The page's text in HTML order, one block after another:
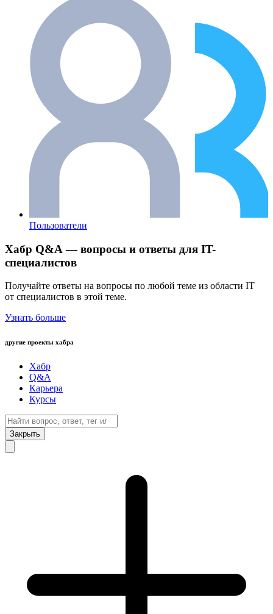
Пользователи
Хабр Q&A — вопросы и ответы для IT-
специалистов
Получайте ответы на вопросы по любой теме из области IT
от специалистов в этой теме.
Узнать больше
другие проекты хабра
Хабр
Q&A
Карьера
Курсы
Закрыть